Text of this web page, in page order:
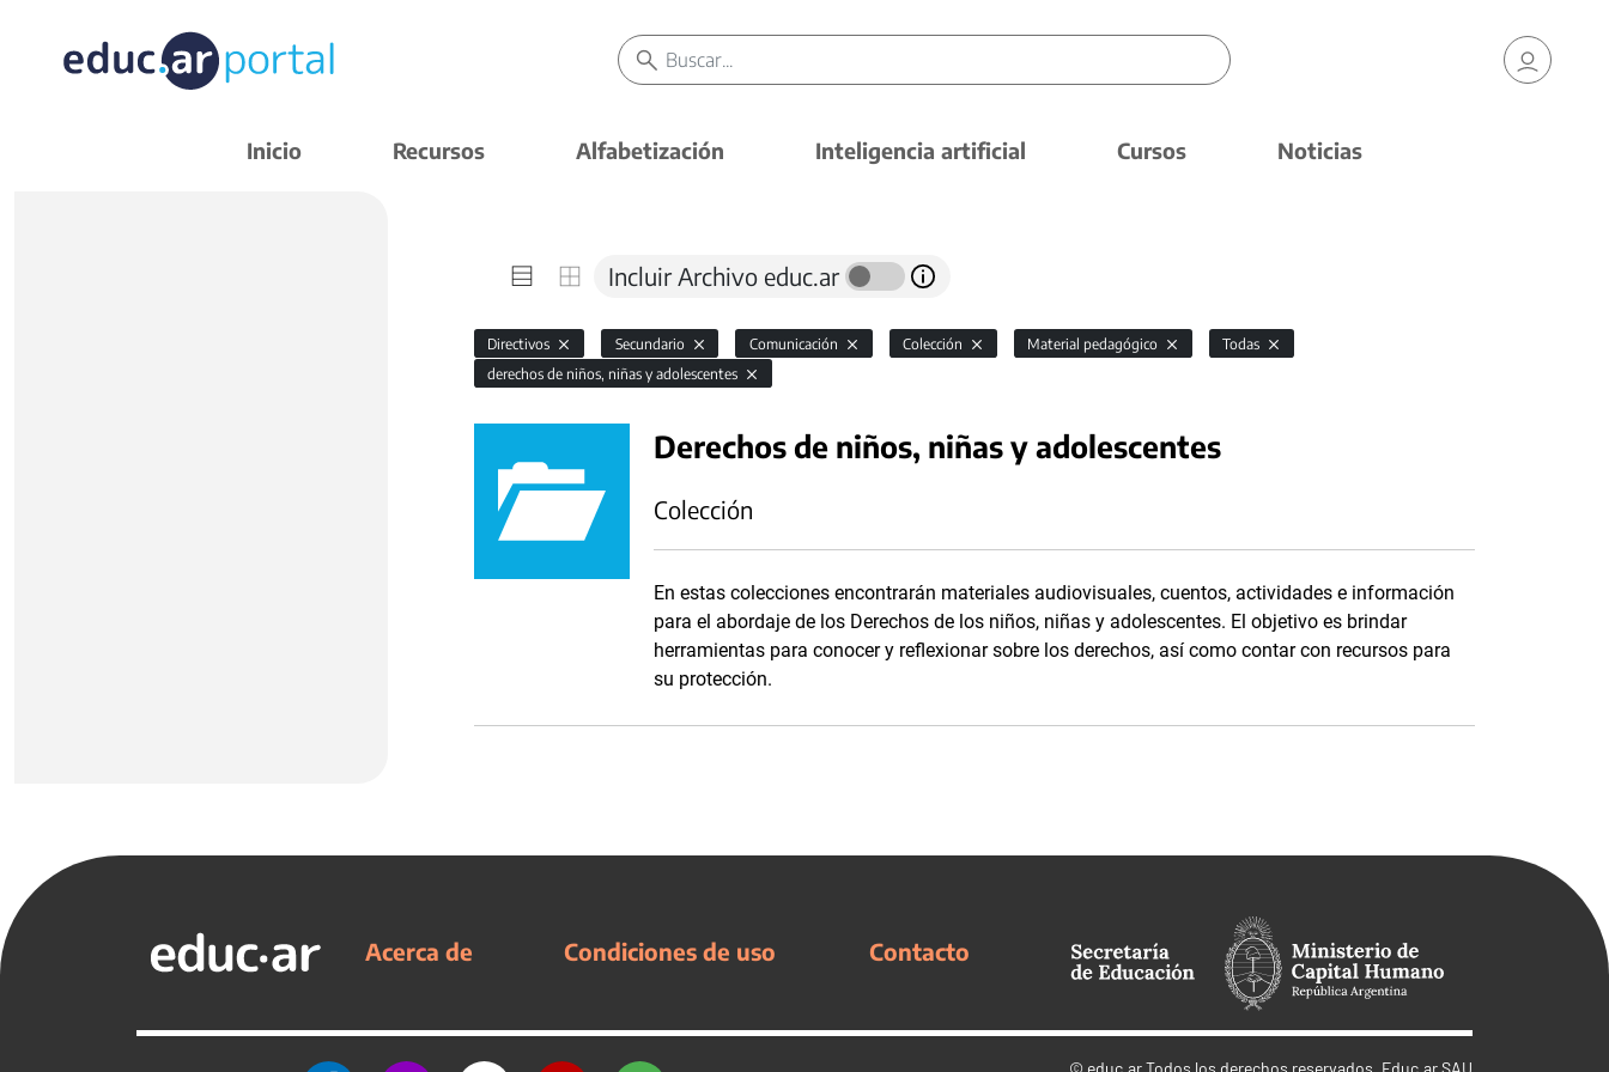
Inicio Recursos Alfabetización Inteligencia artificial Cursos Noticias
Incluir Archivo educ.ar
Directivos Secundario Comunicación Colección Material pedagógico
Todas
derechos de niños, niñas y adolescentes
Derechos de niños, niñas y adolescentes
Colección
En estas colecciones encontrarán materiales audiovisuales, cuentos, actividades e información
para el abordaje de los Derechos de los niños, niñas y adolescentes. El objetivo es brindar
herramientas para conocer y reflexionar sobre los derechos, así como contar con recursos para
su protección.
Acerca de Condiciones de uso Contacto
© educ.arTodos los derechos reservados. Educ.ar SAU